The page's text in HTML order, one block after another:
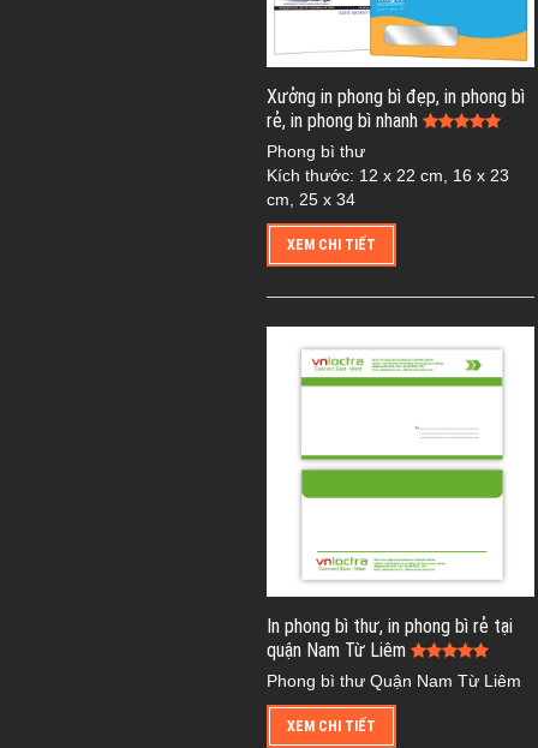
Xưởng in phong bì đẹp, in phong bì
rẻ, in phong bì nhanh
Phong bì thư
Kích thước: 12 x 22 cm, 16 x 23
cm, 25 x 34
XEM CHI TIẾT
In phong bì thư, in phong bì rẻ tại
quận Nam Từ Liêm
Phong bì thư Quận Nam Từ Liêm
XEM CHI TIẾT